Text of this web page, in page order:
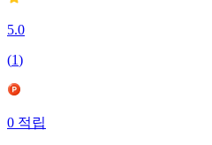
5.0
(1)
0적립